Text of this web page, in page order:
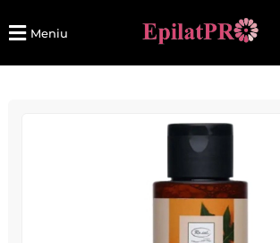
Meniu